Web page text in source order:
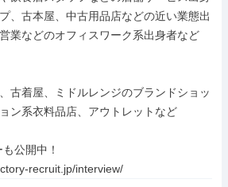
、古本屋、中古用品店などの近い業態出
業などのオフィスワーク系出身者など
古着屋、ミドルレンジのブランドショッ
ン系衣料品店、アウトレットなど
公開中！
recruit.jp/interview/